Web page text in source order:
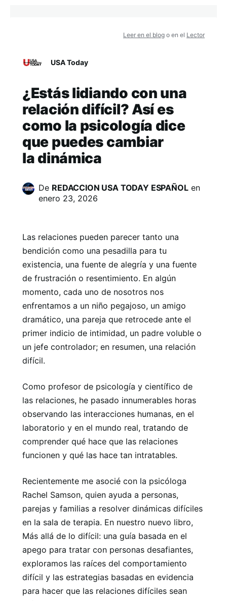
Leer en el blog o en el Lector
USA Today
¿Estás lidiando con una
relación difícil? Así es
como la psicología dice
que puedes cambiar
la dinámica
De REDACCION USA TODAY ESPAÑOLen
enero 23, 2026
Las relaciones pueden parecer tanto una
bendición como una pesadilla para tu
existencia, una fuente de alegría y una fuente
de frustración o resentimiento. En algún
momento, cada uno de nosotros nos
enfrentamos a un niño pegajoso, un amigo
dramático, una pareja que retrocede ante el
primer indicio de intimidad, un padre voluble o
un jefe controlador; en resumen, una relación
difícil.
Como profesor de psicología y científico de
las relaciones, he pasado innumerables horas
observando las interacciones humanas, en el
laboratorio y en el mundo real, tratando de
comprender qué hace que las relaciones
funcionen y qué las hace tan intratables.
Recientemente me asocié con la psicóloga
Rachel Samson, quien ayuda a personas,
parejas y familias a resolver dinámicas difíciles
en la sala de terapia. En nuestro nuevo libro,
Más allá de lo difícil: una guía basada en el
apego para tratar con personas desafiantes,
exploramos las raíces del comportamiento
difícil y las estrategias basadas en evidencia
para hacer que las relaciones difíciles sean